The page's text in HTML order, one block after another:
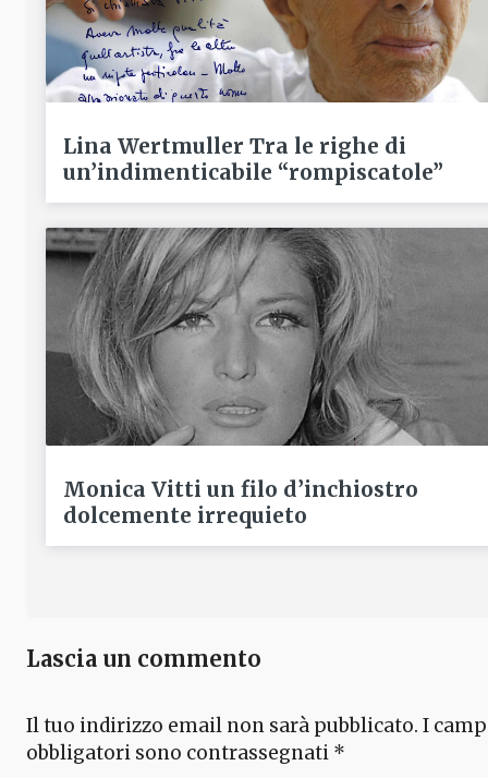
Lina Wertmuller Tra le righe di
un’indimenticabile “rompiscatole”
Monica Vitti un filo d’inchiostro
dolcemente irrequieto
Lascia un commento
Il tuo indirizzo email non sarà pubblicato. I
obbligatori sono contrassegnati *